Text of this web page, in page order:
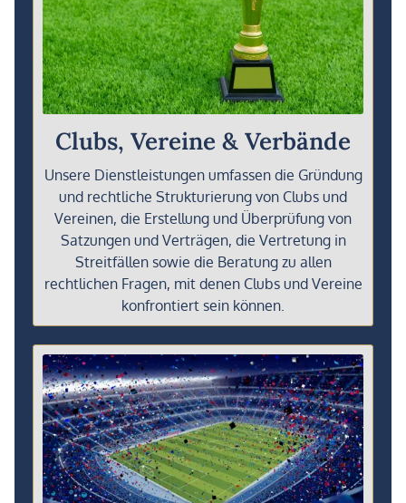
Clubs, Vereine & Verbände
Unsere Dienstleistungen umfassen die Gründung
und rechtliche Strukturierung von Clubs und
Vereinen, die Erstellung und Überprüfung von
Satzungen und Verträgen, die Vertretung in
Streitfällen sowie die Beratung zu allen
rechtlichen Fragen, mit denen Clubs und Vereine
konfrontiert sein können.